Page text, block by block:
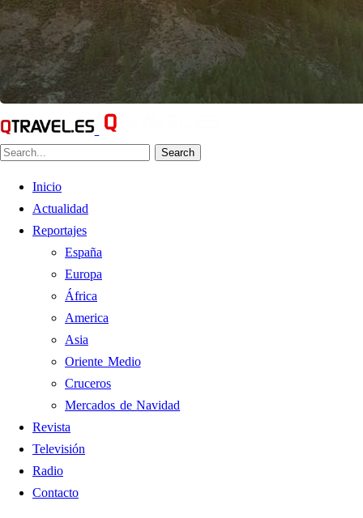
Search
Inicio
Actualidad
Reportajes
España
Europa
África
America
Asia
Oriente Medio
Cruceros
Mercados de Navidad
Revista
Televisión
Radio
Contacto